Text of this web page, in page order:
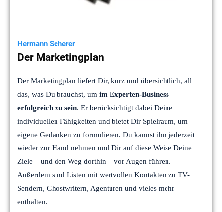
Hermann Scherer
Der Marketingplan
Der Marketingplan liefert Dir, kurz und übersichtlich, all
das, was Du brauchst, um im Experten-Business
erfolgreich zu sein. Er berücksichtigt dabei Deine
individuellen Fähigkeiten und bietet Dir Spielraum, um
eigene Gedanken zu formulieren. Du kannst ihn jederzeit
wieder zur Hand nehmen und Dir auf diese Weise Deine
Ziele – und den Weg dorthin – vor Augen führen.
Außerdem sind Listen mit wertvollen Kontakten zu TV-
Sendern, Ghostwritern, Agenturen und vieles mehr
enthalten.